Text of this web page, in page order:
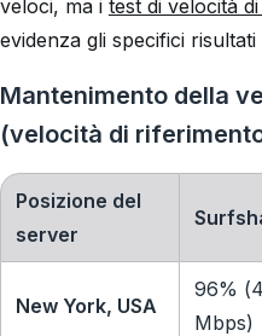
veloci, ma i test di velocità
evidenza gli specifici
Mantenimento della
(velocità di
Posizione del
server
New York, USA
96%
Mbps)